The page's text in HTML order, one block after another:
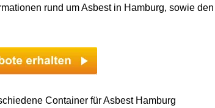
rund um Asbest in Hamburg, sowie den
Container für Asbest Hamburg